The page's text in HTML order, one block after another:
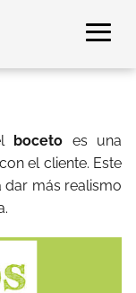
boceto es una
el cliente. Este
más realismo